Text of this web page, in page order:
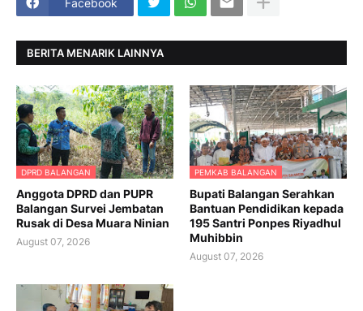
BERITA MENARIK LAINNYA
DPRD BALANGAN
Anggota DPRD dan PUPR
Balangan Survei Jembatan
Rusak di Desa Muara Ninian
August 07, 2026
PEMKAB BALANGAN
Bupati Balangan Serahkan
Bantuan Pendidikan kepada
195 Santri Ponpes Riyadhul
Muhibbin
August 07, 2026